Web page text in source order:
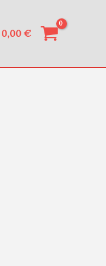
0,00 €